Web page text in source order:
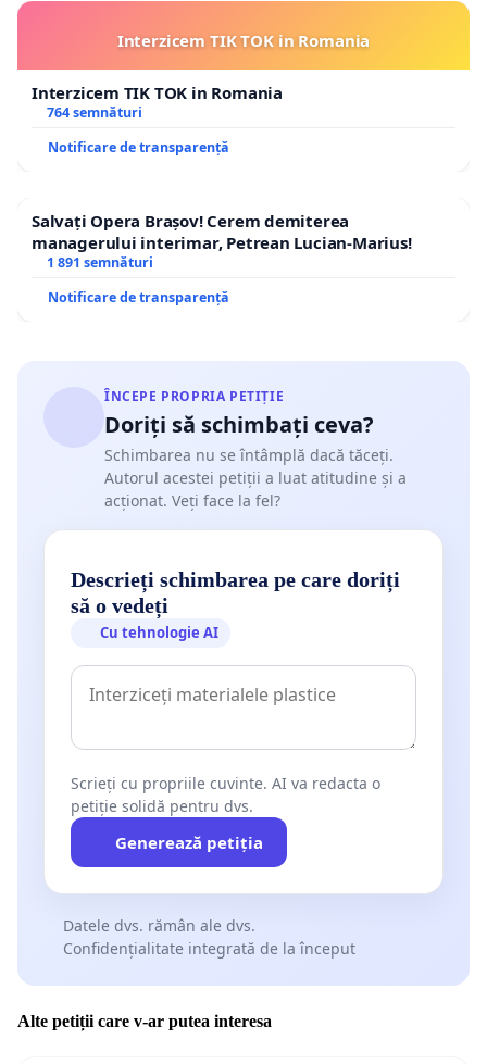
Interzicem TIK TOK in Romania
Interzicem TIK TOK in Romania
764 semnături
Notificare de transparență
Salvați Opera Brașov! Cerem demiterea
managerului interimar, Petrean Lucian-Marius!
1 891 semnături
Notificare de transparență
ÎNCEPE PROPRIA PETIȚIE
Doriți să schimbați ceva?
Schimbarea nu se întâmplă dacă tăceți.
Autorul acestei petiții a luat atitudine și a
acționat. Veți face la fel?
Descrieți schimbarea pe care doriți
să o vedeți
Cu tehnologie AI
Scrieți cu propriile cuvinte. AI va redacta o
petiție solidă pentru dvs.
Generează petiția
Datele dvs. rămân ale dvs.
Confidențialitate integrată de la început
Alte petiții care v-ar putea interesa